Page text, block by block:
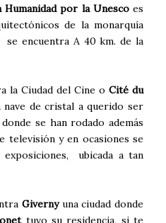
por la Unescoes
de la monarquía
encuentra A 40 km. de la
la Ciudad del Cine o Cité du
nave de cristal a querido ser
se han rodado además
televisión y en ocasiones se
ubicada a tan
Givernyuna ciudad donde
tuvo su residencia, si te